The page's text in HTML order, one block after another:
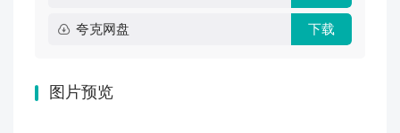
夸克网盘 下载
图片预览